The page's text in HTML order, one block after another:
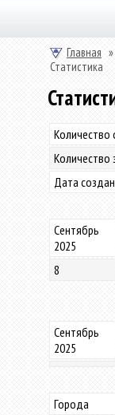
Главная »
Статистика
Количество
Количество
Дата
Сентябрь
2025
8
Сентябрь
2025
Города